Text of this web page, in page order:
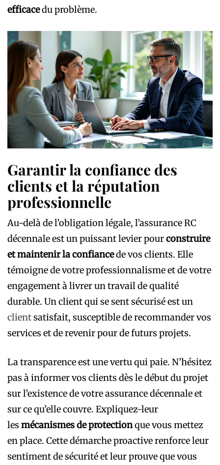
efficacedu problème.
Garantir la confiance des
clients et la réputation
professionnelle
Au-delà de l’obligation légale, l’assurance RC
décennale est un puissant levier pourconstruire
et maintenir la confiancede vos clients. Elle
témoigne de votre professionnalisme et de votre
engagement à livrer un travail de qualité
durable. Un client qui se sent sécurisé est un
clientsatisfait, susceptible de recommander vos
services et de revenir pour de futurs projets.
La transparence est une vertu qui paie. N’hésitez
pas à informer vos clients dès le début du projet
sur l’existence de votre assurance décennale et
sur ce qu’elle couvre. Expliquez-leur
les mécanismes de protectionque vous mettez
en place. Cette démarche proactive renforce leur
sentiment de sécurité et leur prouve que vous